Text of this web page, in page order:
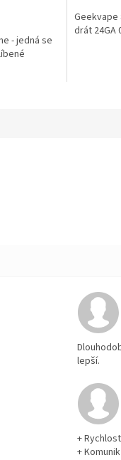
- jedná se
Geekvape
drát 24GA
lepší.
+ Rychlost
+